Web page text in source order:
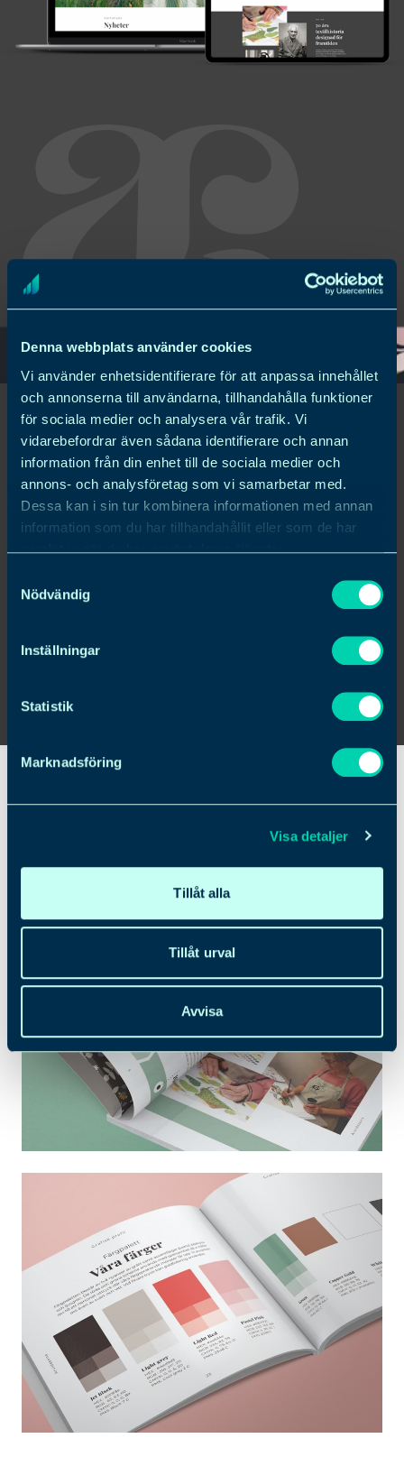
Denna webbplats använder cookies
Vi använder enhetsidentifierare för att anpassa innehållet
och annonserna till användarna, tillhandahålla funktioner
för sociala medier och analysera vår trafik. Vi
vidarebefordrar även sådana identifierare och annan
information från din enhet till de sociala medier och
annons- och analysföretag som vi samarbetar med.
Dessa kan i sin tur kombinera informationen med annan
information som du har tillhandahållit eller som de har
samlat in när du har använt deras tjänster.
Nödvändig
Inställningar
Statistik
Marknadsföring
Visa detaljer
Tillåt alla
Tillåt urval
Avvisa
70 års textilhistoria designad för framtiden
Arvidssons har nu förtydligat sitt varumärke
med uppdaterad logotyp och ett helt nytt
grafiskt formspråk. Vi har byggt en komplett e-
Arvidssons affärssystem. Det gör det möjligt
med en hög ÅF-funktionalitet genom smarta
Varumärket Arvidssons är nu redo för den
historia och kärleken till design.